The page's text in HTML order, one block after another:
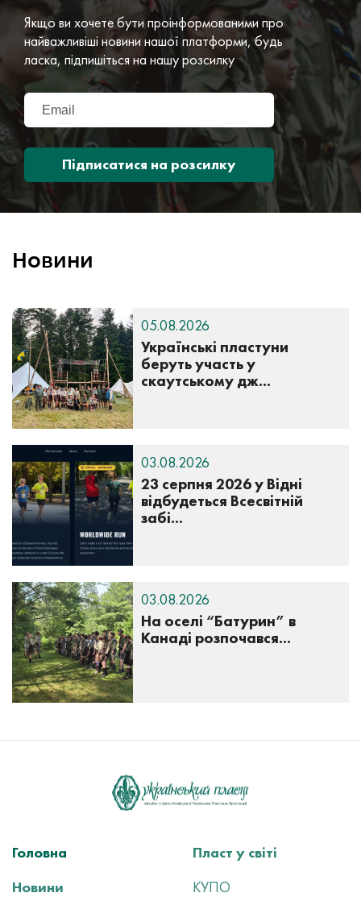
Якщо ви хочете бути проінформованими про
найважливіші новини нашої платформи, будь
ласка, підпишіться на нашу розсилку
Підписатися на розсилку
Новини
Українські пластуни
беруть участь у
скаутському дж...
05.08.2026
23 серпня 2026 у Відні
відбудеться Всесвітній
забі...
03.08.2026
На оселі “Батурин” в
Канаді розпочався...
03.08.2026
Головна
Новини
Пласт у світі
КУПО